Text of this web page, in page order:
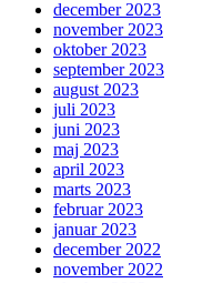
december 2023
november 2023
oktober 2023
september 2023
august 2023
juli 2023
juni 2023
maj 2023
april 2023
marts 2023
februar 2023
januar 2023
december 2022
november 2022